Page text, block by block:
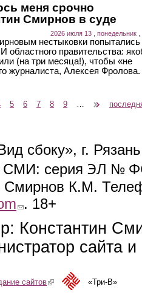
меня срочно
Смирнов в суде
2026 июля 13 , понедельник ,
нестыковки попытались
областного правительства:
(на три месяца!), чтобы «не
журналиста, Алексея Фролова.
5 6 7 8 9
сбоку», г.
СМИ: серия ЭЛ №
Смирнов К.М.
(link sends e-mail)
. 18+
Константин
сайта
сайтов(link is external)«Три-В»